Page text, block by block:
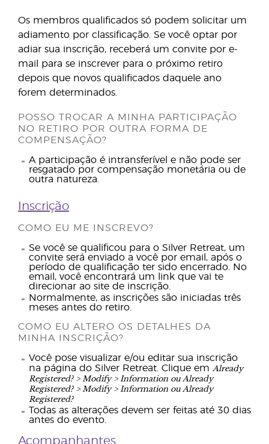
Os membros qualificados só podem solicitar um
adiamento por classificação. Se você optar por
adiar sua inscrição, receberá um convite por e-
mail para se inscrever para o próximo retiro
depois que novos qualificados daquele ano
forem determinados.
POSSO TROCAR A MINHA PARTICIPAÇÃO
NO RETIRO POR OUTRA FORMA DE
COMPENSAÇÃO?
A participação é intransferível e não pode ser
resgatado por compensação monetária ou de
outra natureza.
Inscrição
COMO EU ME INSCREVO?
Se você se qualificou para o Silver Retreat, um
convite será enviado a você por email, após o
período de qualificação ter sido encerrado. No
email, você encontrará um link que vai te
direcionar ao site de inscrição.
Normalmente, as inscrições são iniciadas três
meses antes do retiro.
COMO EU ALTERO OS DETALHES DA
MINHA INSCRIÇÃO?
Você pose visualizar e/ou editar sua inscrição
na página do Silver Retreat. Clique em Already
Registered? > Modify > Information ou Already
Registered? > Modify > Information ou Already
Registered?
Todas as alterações devem ser feitas até 30 dias
antes do evento.
Acompanhantes